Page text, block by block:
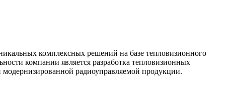
комплексных решений на базе тепловизионного
компании является разработка тепловизионных
радиоуправляемой продукции.